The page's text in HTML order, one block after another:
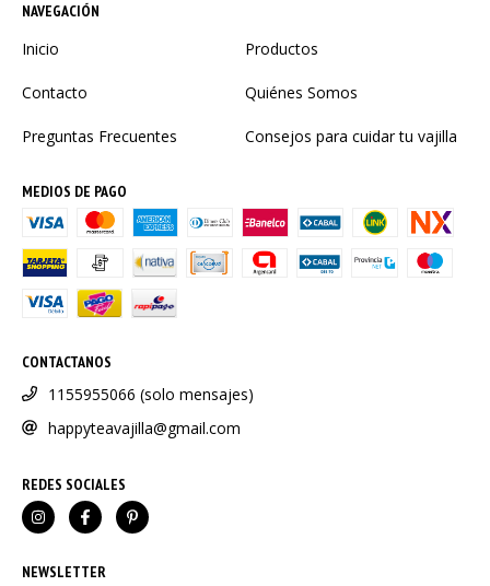
NAVEGACIÓN
Inicio Productos
Contacto Quiénes Somos
Preguntas Frecuentes Consejos para cuidar tu vajilla
MEDIOS DE PAGO
CONTACTANOS
1155955066 (solo mensajes)
happyteavajilla@gmail.com
REDES SOCIALES
NEWSLETTER